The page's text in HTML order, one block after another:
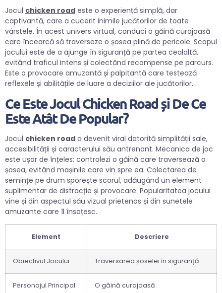
Jocul chicken road este o experiență simplă, dar
captivantă, care a cucerit inimile jucătorilor de toate
vârstele. În acest univers virtual, conduci o găină curajoasă
care încearcă să traverseze o șosea plină de pericole. Scopul
jocului este de a ajunge în siguranță pe partea cealaltă,
evitând traficul intens și colectând recompense pe parcurs.
Este o provocare amuzantă și palpitantă care testează
reflexele și abilitățile de luare a deciziilor ale jucătorilor.
Ce Este Jocul Chicken Road și De Ce
Este Atât De Popular?
Jocul chicken road a devenit viral datorită simplității sale,
accesibilității și caracterului său antrenant. Mecanica de joc
este ușor de înțeles: controlezi o găină care traversează o
șosea, evitând mașinile care vin spre ea. Colectarea de
semințe pe drum sporește scorul, adăugând un element
suplimentar de distracție și provocare. Popularitatea jocului
vine și din aspectul său vizual prietenos și din sunetele
amuzante care îl însoțesc.
Element Descriere
Obiectivul Jocului Traversarea șoselei în siguranță
Personajul Principal O găină curajoasă